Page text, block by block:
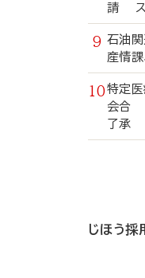
請 ス
石油
産情課
特定
会合
了承
じほう採